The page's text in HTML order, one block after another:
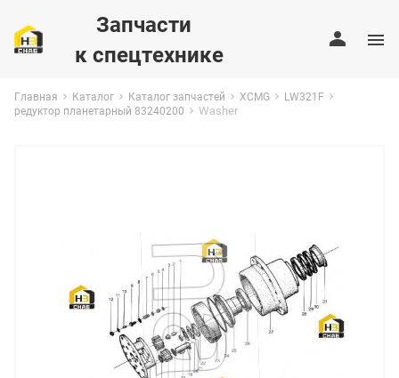
Запчасти
к спецтехнике
Главная Каталог Каталог запчастей XCMG
LW321F
редуктор планетарный 83240200
Washer